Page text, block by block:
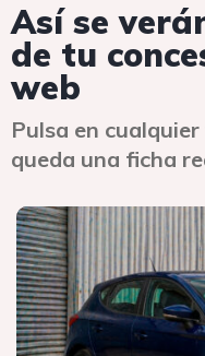
Así se
de tu
web
Pulsa en
queda una ficha